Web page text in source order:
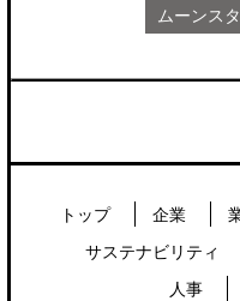
ムーンス
トップ 企業
サステナビリティ
人事